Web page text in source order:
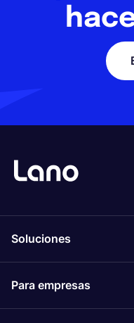
Soluciones
Para empresas